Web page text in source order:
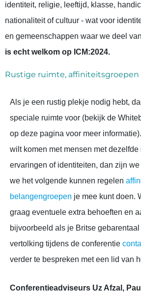
identiteit, religie, leeftijd, klasse,
nationaliteit of cultuur - wat voor
en gemeenschappen waar we deel
is echt welkom op ICM:2024.
Rustige ruimte, affiniteitsgroepen
Als je een rustig plekje nodig hebt,
speciale ruimte voor (bekijk de
op deze pagina voor meer
wilt komen met mensen met dezelfde
ervaringen of identiteiten, dan zijn
we het volgende kunnen regelen
belangengroepen je mee kunt doen.
graag eventuele extra behoeften en
bijvoorbeeld als je Britse
vertolking tijdens de conferentie
verder te bespreken met een lid van
Conferentieadviseurs Uz Afzal,